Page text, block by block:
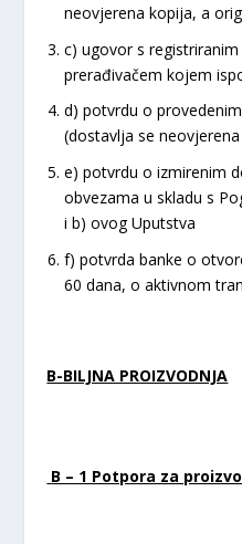
neovjerena kopija, a
c) ugovor s
prerađivačem kojem
d) potvrdu o
(dostavlja se
e) potvrdu o izmirenim
obvezama u skladu s
i b) ovog Uputstva
f) potvrda banke o
60 dana, o aktivnom
B-BILJNA PROIZVODNJA
B – 1 Potpora za